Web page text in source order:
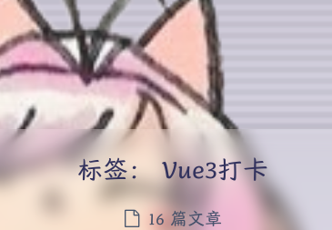
标签： Vue3打卡
16 篇文章